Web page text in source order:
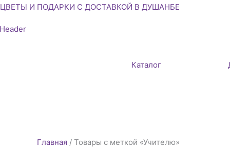
Перейти
содержимому
ЦВЕТЫ И ПОДАРКИ С ДОСТАВКОЙ В ДУШАНБЕ
Каталог
Главная / Товары с меткой «Учителю»
Сортировка: